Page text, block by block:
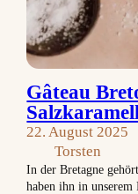
Gâteau
22. August 2025
Torsten
In der Bretagne
haben ihn in unserem